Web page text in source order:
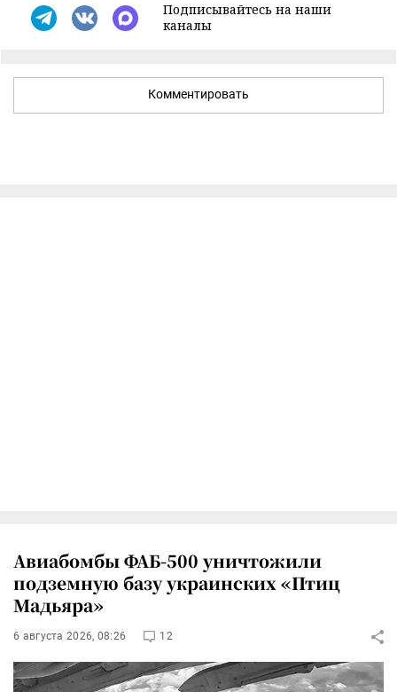
Подписывайтесь на наши
каналы
Комментировать
Авиабомбы ФАБ-500 уничтожили
подземную базу украинских «Птиц
Мадьяра»
6 августа 2026, 08:26 12